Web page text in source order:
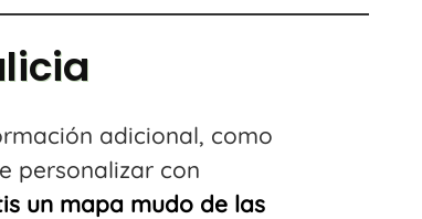
adicional, como
personalizar con
un mapa mudo de las